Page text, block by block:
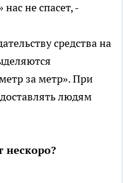
не спасет, -
средства на
за метр». При
людям
нескоро?